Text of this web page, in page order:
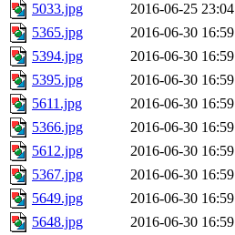
5033.jpg
2016-06-25 23:04
5365.jpg
2016-06-30 16:59
5394.jpg
2016-06-30 16:59
5395.jpg
2016-06-30 16:59
5611.jpg
2016-06-30 16:59
5366.jpg
2016-06-30 16:59
5612.jpg
2016-06-30 16:59
5367.jpg
2016-06-30 16:59
5649.jpg
2016-06-30 16:59
5648.jpg
2016-06-30 16:59